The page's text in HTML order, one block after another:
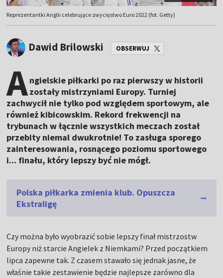
Reprezentantki Anglii celebrujące zwycięstwo Euro 2022 (fot. Getty)
Dawid Brilowski OBSERWUJ
Angielskie piłkarki po raz pierwszy w historii
zostały mistrzyniami Europy. Turniej
zachwycił nie tylko pod względem sportowym, ale
również kibicowskim. Rekord frekwencji na
trybunach w łącznie wszystkich meczach został
przebity niemal dwukrotnie! To zasługa sporego
zainteresowania, rosnącego poziomu sportowego
i... finału, który lepszy być nie mógł.
Polska piłkarka zmienia klub. Opuszcza
Ekstraligę
Czy można było wyobrazić sobie lepszy finał mistrzostw
Europy niż starcie Angielek z Niemkami? Przed początkiem
lipca zapewne tak. Z czasem stawało się jednak jasne, że
właśnie takie zestawienie będzie najlepsze zarówno dla